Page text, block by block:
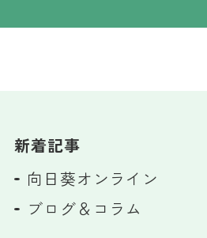
新着記事
向日葵オンライン
ブログ＆コラム